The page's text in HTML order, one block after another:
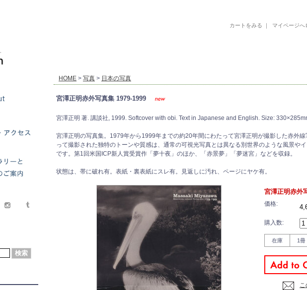
カートをみる ｜ マイページへ
HOME > 写真 > 日本の写真
宮澤正明赤外写真集 1979-1999
宮澤正明 著. 講談社, 1999. Softcover with obi. Text in Japanese and English. Size:
宮澤正明の写真集。1979年から1999年までの約20年間にわたって宮澤正明が撮影した赤外
って撮影された独特のトーンや質感は、通常の可視光写真とは異なる別世界のような風景や
です。第1回米国ICP新人賞受賞作「夢十夜」のほか、「赤景夢」「夢迷宮」などを収録。
状態は、帯に破れ有。表紙・裏表紙にスレ有。見返しに汚れ、ページにヤケ有。
宮澤正明赤外
価格:
購入数:
在庫 1冊